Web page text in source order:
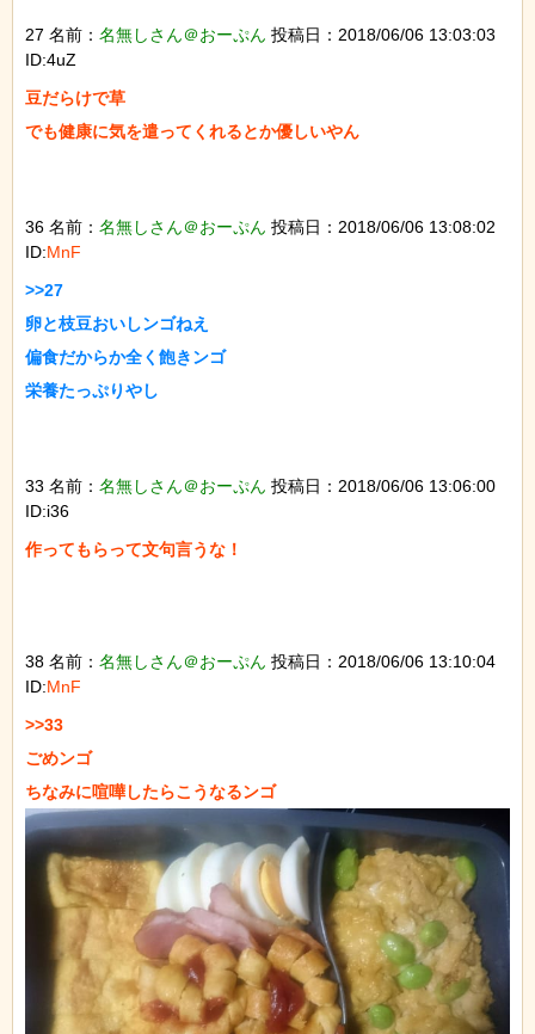
27 名前： 名無しさん＠おーぷん 投稿日：2018/06/06 13:03:03
ID:4uZ
豆だらけで草
でも健康に気を遣ってくれるとか優しいやん
36 名前： 名無しさん＠おーぷん 投稿日：2018/06/06 13:08:02
ID:MnF
>>27
卵と枝豆おいしンゴねえ
偏食だからか全く飽きンゴ
栄養たっぷりやし
33 名前： 名無しさん＠おーぷん 投稿日：2018/06/06 13:06:00
ID:i36
作ってもらって文句言うな！
38 名前： 名無しさん＠おーぷん 投稿日：2018/06/06 13:10:04
ID:MnF
>>33
ごめンゴ